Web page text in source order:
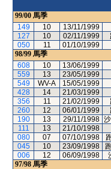
99/00 馬季
149
10 13/11/1999
127
10 02/11/1999
050
11 01/10/1999
98/99 馬季
608
10 13/06/1999
559
13 23/05/1999
549
WV-A 15/05/1999
428
14 21/03/1999
356
11 21/02/1999
260
12 06/01/1999
190
13 29/11/1998
111
13 21/10/1998
080
07 07/10/1998
045
10 23/09/1998
006
12 06/09/1998
97/98 馬季